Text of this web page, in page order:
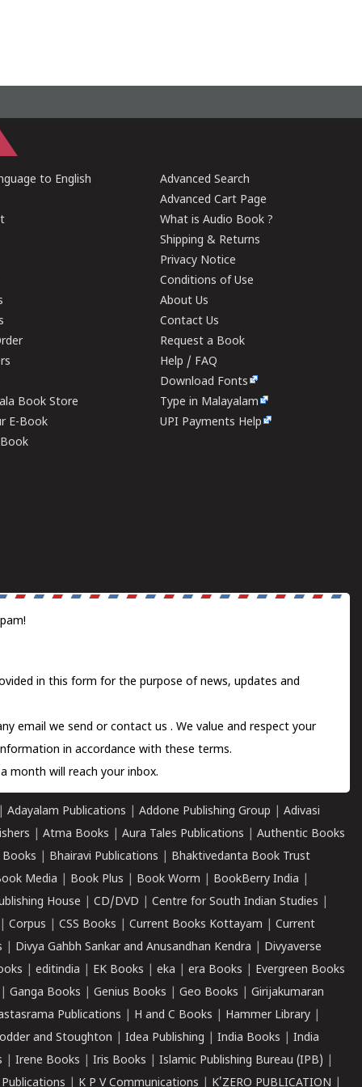
to English
Book Store
E-Book
Advanced Search
Advanced Cart Page
What is Audio Book ?
Shipping & Returns
Privacy Notice
Conditions of Use
About Us
Contact Us
Request a Book
Help / FAQ
Download Fonts
Type in Malayalam
UPI Payments Help
in this form for the purpose of news, updates and
email we send orcontact us . We value and respect your
in accordance with these terms.
month will reach your inbox.
Adayalam Publications Addone Publishing Group
Adivasi
Atma Books Aura Tales Publications
Authentic Books
Books Bhairavi Publications
Bhaktivedanta Book Trust
Media Book Plus Book Worm BookBerry India
House CD/DVD Centre for South Indian Studies
Corpus CSS Books Current Books Kottayam
Current
Divya Gahbh Sankar and Anusandhan Kendra
Divyaverse
editindia EK Books eka era Books
Evergreen Books
Ganga Books Genius Books Geo Books
Girijakumaran
Publications H and C Books Hammer Library
and Stoughton Idea Publishing India Books
India
Irene Books Iris Books Islamic Publishing Bureau (IPB)
K P V Communications K'ZERO PUBLICATION